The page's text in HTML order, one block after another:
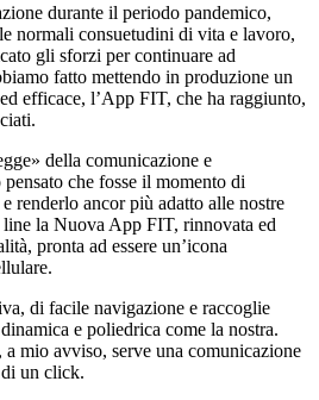
durante il periodo pandemico,
normali consuetudini di vita e lavoro,
gli sforzi per continuare ad
fatto mettendo in produzione un
efficace, l’App FIT, che ha raggiunto,
della comunicazione e
che fosse il momento di
renderlo ancor più adatto alle nostre
line la Nuova App FIT, rinnovata ed
pronta ad essere un’icona
di facile navigazione e raccoglie
e poliedrica come la nostra.
mio avviso, serve una comunicazione
un click.